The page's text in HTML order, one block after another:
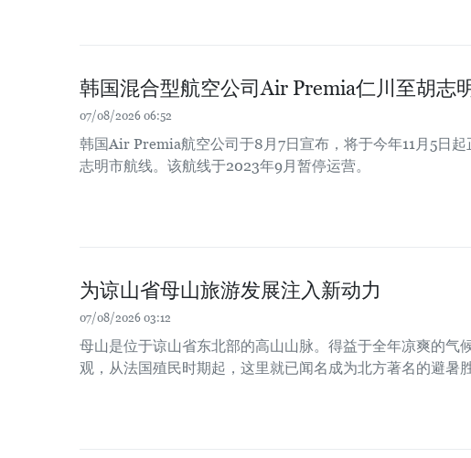
韩国混合型航空公司Air Premia仁川至胡志
07/08/2026 06:52
韩国Air Premia航空公司于8月7日宣布，将于今年11月5日
志明市航线。该航线于2023年9月暂停运营。
为谅山省母山旅游发展注入新动力
07/08/2026 03:12
母山是位于谅山省东北部的高山山脉。得益于全年凉爽的气
观，从法国殖民时期起，这里就已闻名成为北方著名的避暑胜